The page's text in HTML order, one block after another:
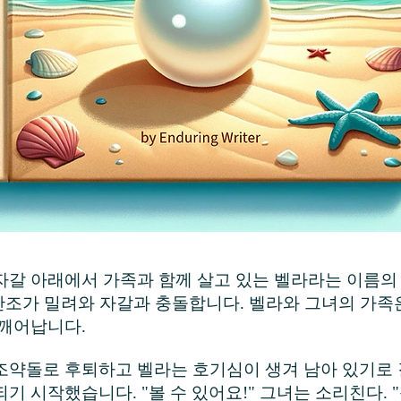
갈 아래에서 가족과 함께 살고 있는 벨라라는 이름
가 밀려와 자갈과 충돌합니다. 벨라와 그녀의 가족
어납니다.
약돌로 후퇴하고 벨라는 호기심이 생겨 남아 있기로
기 시작했습니다. "볼 수 있어요!" 그녀는 소리친다.